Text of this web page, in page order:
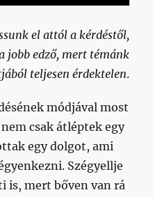
el attól a kérdéstől,
jobb edző, mert témánk
teljesen érdektelen.
módjával most
csak átléptek egy
egy dolgot, ami
Szégyellje
is, mert bőven van rá